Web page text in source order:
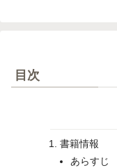
目次
書籍情報
あらすじ